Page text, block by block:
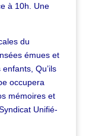
à 10h. Une
du
émues et
Qu’ils
occupera
mémoires et
Unifié-